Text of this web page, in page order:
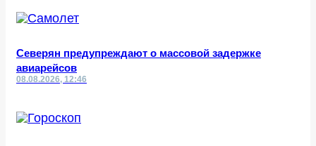
Северян предупреждают о массовой задержке
авиарейсов
08.08.2026, 12:46